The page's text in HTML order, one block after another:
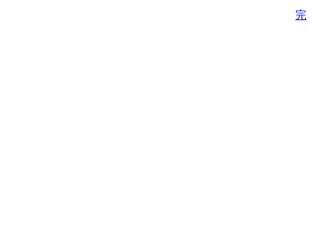
完